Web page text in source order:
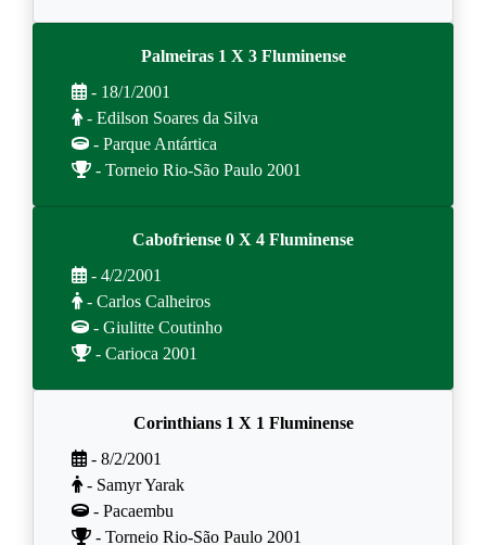
Palmeiras 1 X 3 Fluminense
- 18/1/2001
- Edilson Soares da Silva
- Parque Antártica
- Torneio Rio-São Paulo 2001
Cabofriense 0 X 4 Fluminense
- 4/2/2001
- Carlos Calheiros
- Giulitte Coutinho
- Carioca 2001
Corinthians 1 X 1 Fluminense
- 8/2/2001
- Samyr Yarak
- Pacaembu
- Torneio Rio-São Paulo 2001